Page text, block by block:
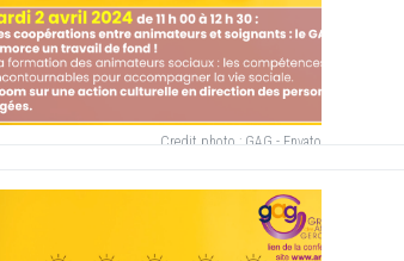
Credit photo : GAG - Envato